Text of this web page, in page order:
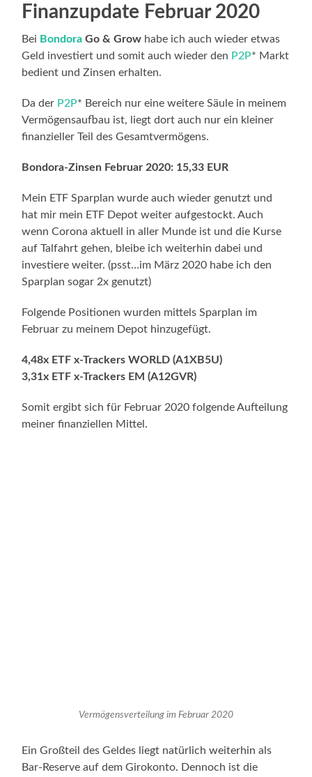
Finanzupdate Februar 2020
Bei BondoraGo & Grow habe ich auch wieder etwas
Geld investiert und somit auch wieder den P2P* Markt
bedient und Zinsen erhalten.
Da der P2P* Bereich nur eine weitere Säule in meinem
Vermögensaufbau ist, liegt dort auch nur ein kleiner
finanzieller Teil des Gesamtvermögens.
Bondora-Zinsen Februar 2020: 15,33 EUR
Mein ETF Sparplan wurde auch wieder genutzt und
hat mir mein ETF Depot weiter aufgestockt. Auch
wenn Corona aktuell in aller Munde ist und die Kurse
auf Talfahrt gehen, bleibe ich weiterhin dabei und
investiere weiter. (psst…im März 2020 habe ich den
Sparplan sogar 2x genutzt)
Folgende Positionen wurden mittels Sparplan im
Februar zu meinem Depot hinzugefügt.
4,48x ETF x-Trackers WORLD (A1XB5U)
3,31x ETF x-Trackers EM (A12GVR)
Somit ergibt sich für Februar 2020 folgende Aufteilung
meiner finanziellen Mittel.
Vermögensverteilung im Februar 2020
Ein Großteil des Geldes liegt natürlich weiterhin als
Bar-Reserve auf dem Girokonto. Dennoch ist die